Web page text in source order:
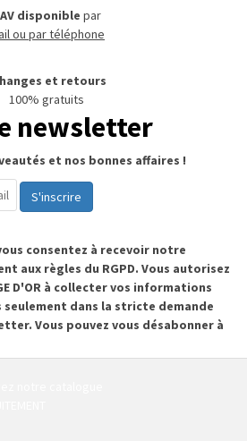
disponible par
ou par téléphone
et retours
100% gratuits
newsletter
et nos bonnes affaires !
S'inscrire
consentez à recevoir notre
aux règles du RGPD. Vous autorisez
D'OR à collecter vos informations
dans la stricte demande
Vous pouvez vous désabonner à